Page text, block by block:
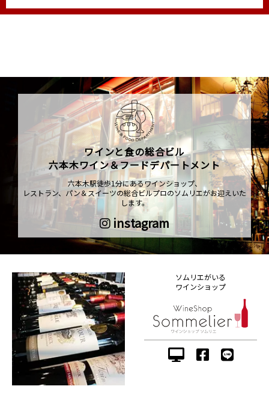
ワインと食の総合ビル
六本木ワイン＆フードデパートメント
六本木駅徒歩1分にあるワインショップ、
レストラン、パン＆スイーツの総合ビルプロのソムリエがお迎えいた
します。
instagram
ソムリエがいる
ワインショップ